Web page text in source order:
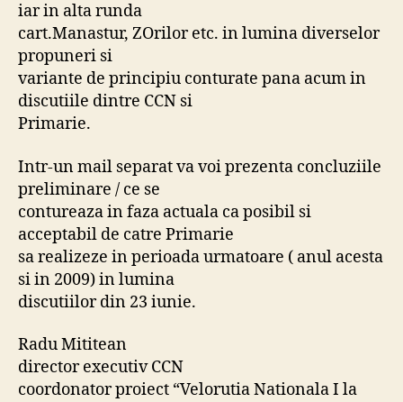
iar in alta runda
cart.Manastur, ZOrilor etc. in lumina diverselor
propuneri si
variante de principiu conturate pana acum in
discutiile dintre CCN si
Primarie.
Intr-un mail separat va voi prezenta concluziile
preliminare / ce se
contureaza in faza actuala ca posibil si
acceptabil de catre Primarie
sa realizeze in perioada urmatoare ( anul acesta
si in 2009) in lumina
discutiilor din 23 iunie.
Radu Mititean
director executiv CCN
coordonator proiect “Velorutia Nationala I la